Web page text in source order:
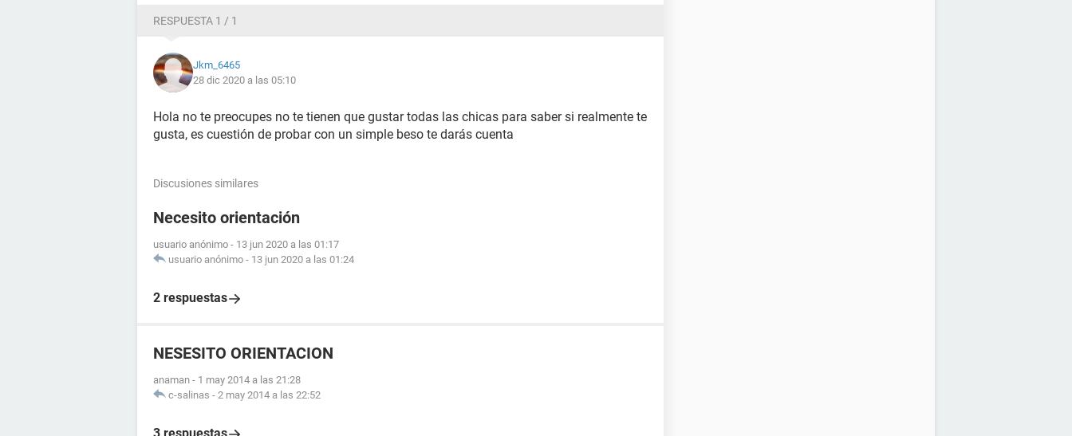
RESPUESTA 1 / 1
Jkm_6465
28 dic 2020 a las 05:10
Hola no te preocupes no te tienen que gustar todas las chicas para saber si realmente te
gusta, es cuestión de probar con un simple beso te darás cuenta
Discusiones similares
Necesito orientación
usuario anónimo - 13 jun 2020 a las 01:17
usuario anónimo - 13 jun 2020 a las 01:24
2 respuestas
NESESITO ORIENTACION
anaman - 1 may 2014 a las 21:28
c-salinas - 2 may 2014 a las 22:52